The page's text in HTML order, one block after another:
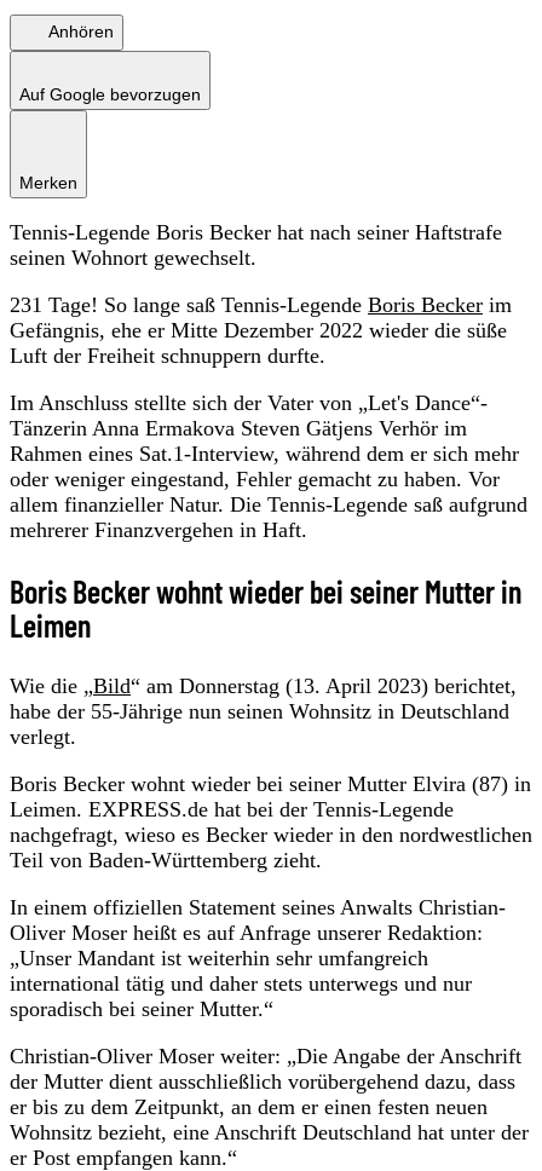
Anhören
Auf Google bevorzugen
Merken
Tennis-Legende Boris Becker hat nach seiner Haftstrafe
seinen Wohnort gewechselt.
231 Tage! So lange saß Tennis-Legende Boris Becker im
Gefängnis, ehe er Mitte Dezember 2022 wieder die süße
Luft der Freiheit schnuppern durfte.
Im Anschluss stellte sich der Vater von „Let's Dance“-
Tänzerin Anna Ermakova Steven Gätjens Verhör im
Rahmen eines Sat.1-Interview, während dem er sich mehr
oder weniger eingestand, Fehler gemacht zu haben. Vor
allem finanzieller Natur. Die Tennis-Legende saß aufgrund
mehrerer Finanzvergehen in Haft.
Boris Becker wohnt wieder bei seiner Mutter in
Leimen
Wie die „Bild“ am Donnerstag (13. April 2023) berichtet,
habe der 55-Jährige nun seinen Wohnsitz in Deutschland
verlegt.
Boris Becker wohnt wieder bei seiner Mutter Elvira (87) in
Leimen. EXPRESS.de hat bei der Tennis-Legende
nachgefragt, wieso es Becker wieder in den nordwestlichen
Teil von Baden-Württemberg zieht.
In einem offiziellen Statement seines Anwalts Christian-
Oliver Moser heißt es auf Anfrage unserer Redaktion:
„Unser Mandant ist weiterhin sehr umfangreich
international tätig und daher stets unterwegs und nur
sporadisch bei seiner Mutter.“
Christian-Oliver Moser weiter: „Die Angabe der Anschrift
der Mutter dient ausschließlich vorübergehend dazu, dass
er bis zu dem Zeitpunkt, an dem er einen festen neuen
Wohnsitz bezieht, eine Anschrift Deutschland hat unter der
er Post empfangen kann.“